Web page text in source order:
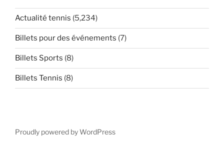
Actualité tennis (5,234)
Billets pour des événements (7)
Billets Sports (8)
Billets Tennis (8)
Proudly powered by WordPress